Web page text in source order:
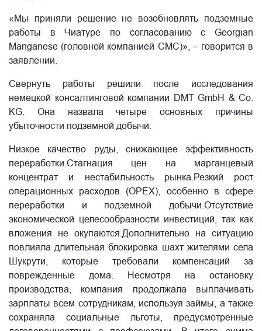
«Мы приняли решение не возобновлять подземные
работы в Чиатуре по согласованию с Georgian
Manganese (головной компанией CMC)», – говорится в
заявлении.
Свернуть работы решили после исследования
немецкой консалтинговой компании DMT GmbH & Co.
KG. Она назвала четыре основных причины
убыточности подземной добычи:
Низкое качество руды, снижающее эффективность
переработки.Стагнация цен на марганцевый
концентрат и нестабильность рынка.Резкий рост
операционных расходов (OPEX), особенно в сфере
переработки и подземной добычи.Отсутствие
экономической целесообразности инвестиций, так как
вложения не окупаются.Дополнительно на ситуацию
повлияла длительная блокировка шахт жителями села
Шукрути, которые требовали компенсаций за
поврежденные дома. Несмотря на остановку
производства, компания продолжала выплачивать
зарплаты всем сотрудникам, используя займы, а также
сохраняла социальные льготы, предусмотренные